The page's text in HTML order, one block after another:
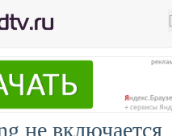
не включается